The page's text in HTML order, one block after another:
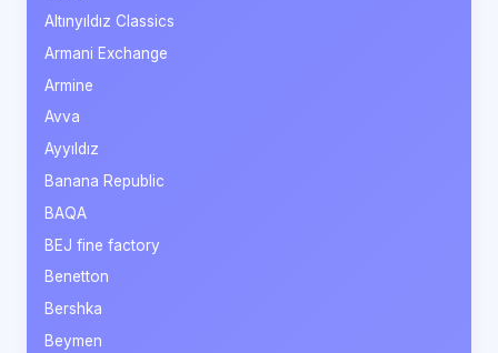
Altınyıldız Classics
Armani Exchange
Armine
Avva
Ayyıldız
Banana Republic
BAQA
BEJ fine factory
Benetton
Bershka
Beymen